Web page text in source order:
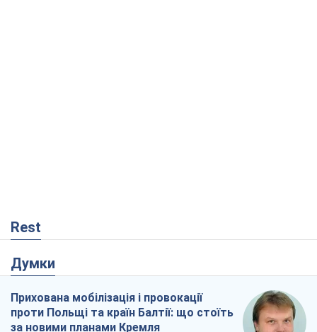
Rest
Думки
Прихована мобілізація і провокації
проти Польщі та країн Балтії: що стоїть
за новими планами Кремля